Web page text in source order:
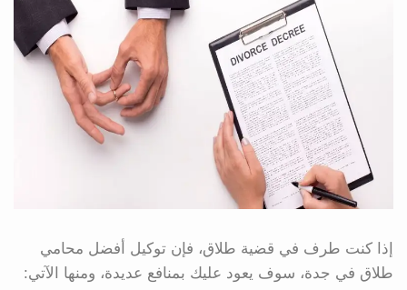
إذا كنت طرف في قضية طلاق، فإن توكيل أفضل محامي
طلاق في جدة، سوف يعود عليك بمنافع عديدة، ومنها الآتي: